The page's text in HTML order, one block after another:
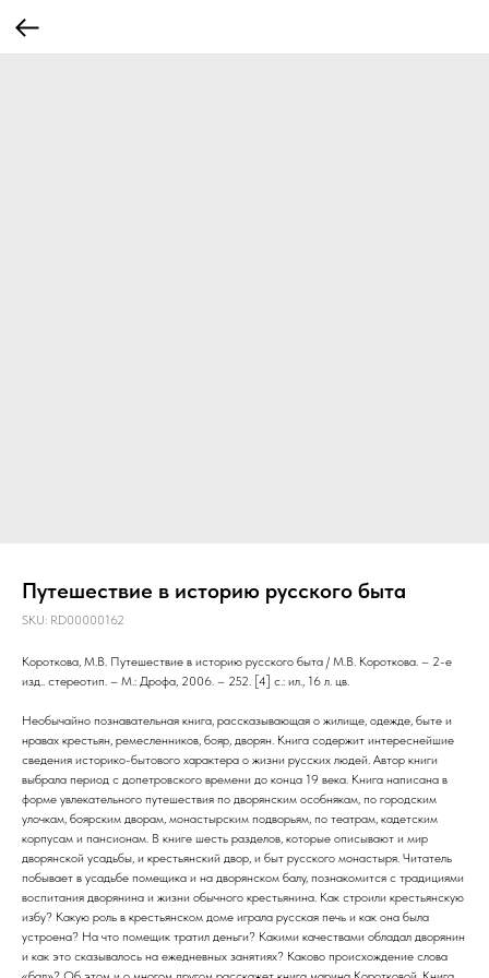
Путешествие в историю русского быта
SKU: RD00000162
Короткова, М.В. Путешествие в историю русского быта / М.В. Короткова. – 2-е
изд.. стереотип. – М.: Дрофа, 2006. – 252. [4] с.: ил., 16 л. цв.
Необычайно познавательная книга, рассказывающая о жилище, одежде, быте и
нравах крестьян, ремесленников, бояр, дворян. Книга содержит интереснейшие
сведения историко-бытового характера о жизни русских людей. Автор книги
выбрала период с допетровского времени до конца 19 века. Книга написана в
форме увлекательного путешествия по дворянским особнякам, по городским
улочкам, боярским дворам, монастырским подворьям, по театрам, кадетским
корпусам и пансионам. В книге шесть разделов, которые описывают и мир
дворянской усадьбы, и крестьянский двор, и быт русского монастыря. Читатель
побывает в усадьбе помещика и на дворянском балу, познакомится с традициями
воспитания дворянина и жизни обычного крестьянина. Как строили крестьянскую
избу? Какую роль в крестьянском доме играла русская печь и как она была
устроена? На что помещик тратил деньги? Какими качествами обладал дворянин
и как это сказывалось на ежедневных занятиях? Каково происхождение слова